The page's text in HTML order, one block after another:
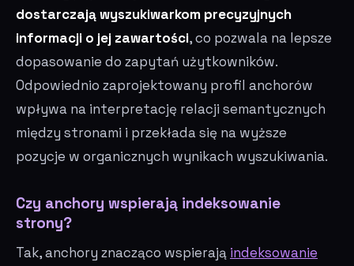
dostarczają wyszukiwarkom precyzyjnych
informacji o jej zawartości, co pozwala na lepsze
dopasowanie do zapytań użytkowników.
Odpowiednio zaprojektowany profil anchorów
wpływa na interpretację relacji semantycznych
między stronami i przekłada się na wyższe
pozycje w organicznych wynikach wyszukiwania.
Czy anchory wspierają indeksowanie
strony?
Tak, anchory znacząco wspierają indeksowanie